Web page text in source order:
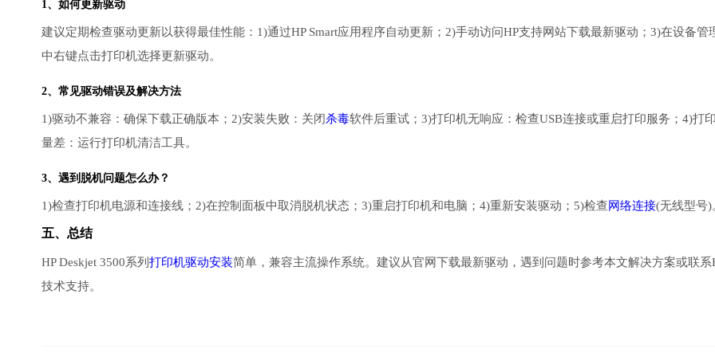
1、如何更新驱动
建议定期检查驱动更新以获得最佳性能：1)通过HP Smart应用程序自动更新；2)手动访问HP支持网站下载最新驱动；3)在设备管
中右键点击打印机选择更新驱动。
2、常见驱动错误及解决方法
1)驱动不兼容：确保下载正确版本；2)安装失败：关闭杀毒软件后重试；3)打印机无响应：检查USB连接或重启打印服务；4)打
量差：运行打印机清洁工具。
3、遇到脱机问题怎么办？
1)检查打印机电源和连接线；2)在控制面板中取消脱机状态；3)重启打印机和电脑；4)重新安装驱动；5)检查网络连接(无线型号)
五、总结
HP Deskjet 3500系列 打印机驱动安装简单，兼容主流操作系统。建议从官网下载最新驱动，遇到问题时参考本文解决方案或联系
技术支持。